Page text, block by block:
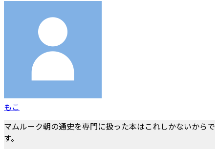
もこ
マムルーク朝の通史を専門に扱った本はこれしかないからで
す。